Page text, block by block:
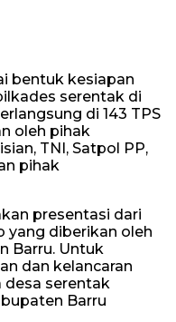
bentuk kesiapan
serentak di
di 143 TPS
oleh pihak
TNI, Satpol PP,
pihak
presentasi dari
yang diberikan oleh
Barru. Untuk
dan kelancaran
desa serentak
Barru